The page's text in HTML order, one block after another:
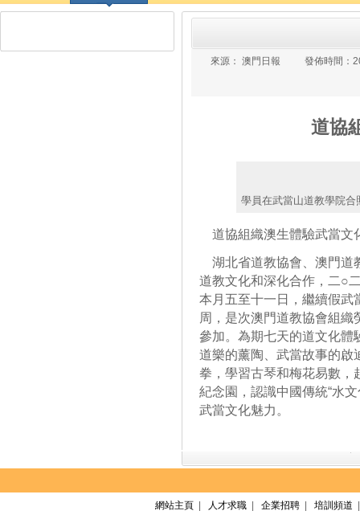
來源： 澳門日報 發佈時間：
道協
學員在武當山道教學院合
道協組織澳生體驗武當文
湖北省道教協會、澳門道
道教文化和深化合作，二○
本月五至十一日，繼續假武
周，是次澳門道教協會組
參加。為期七天的道文化體
道樂的薰陶、武當故事的啟
拳，學習古琴和梅花易數，
紀念園，認識中國傳統“水
武當文化魅力。
網站主頁 人才求職 企業招聘 培訓頻道